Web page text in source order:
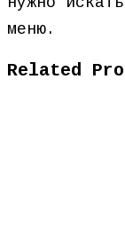
меню.
Related